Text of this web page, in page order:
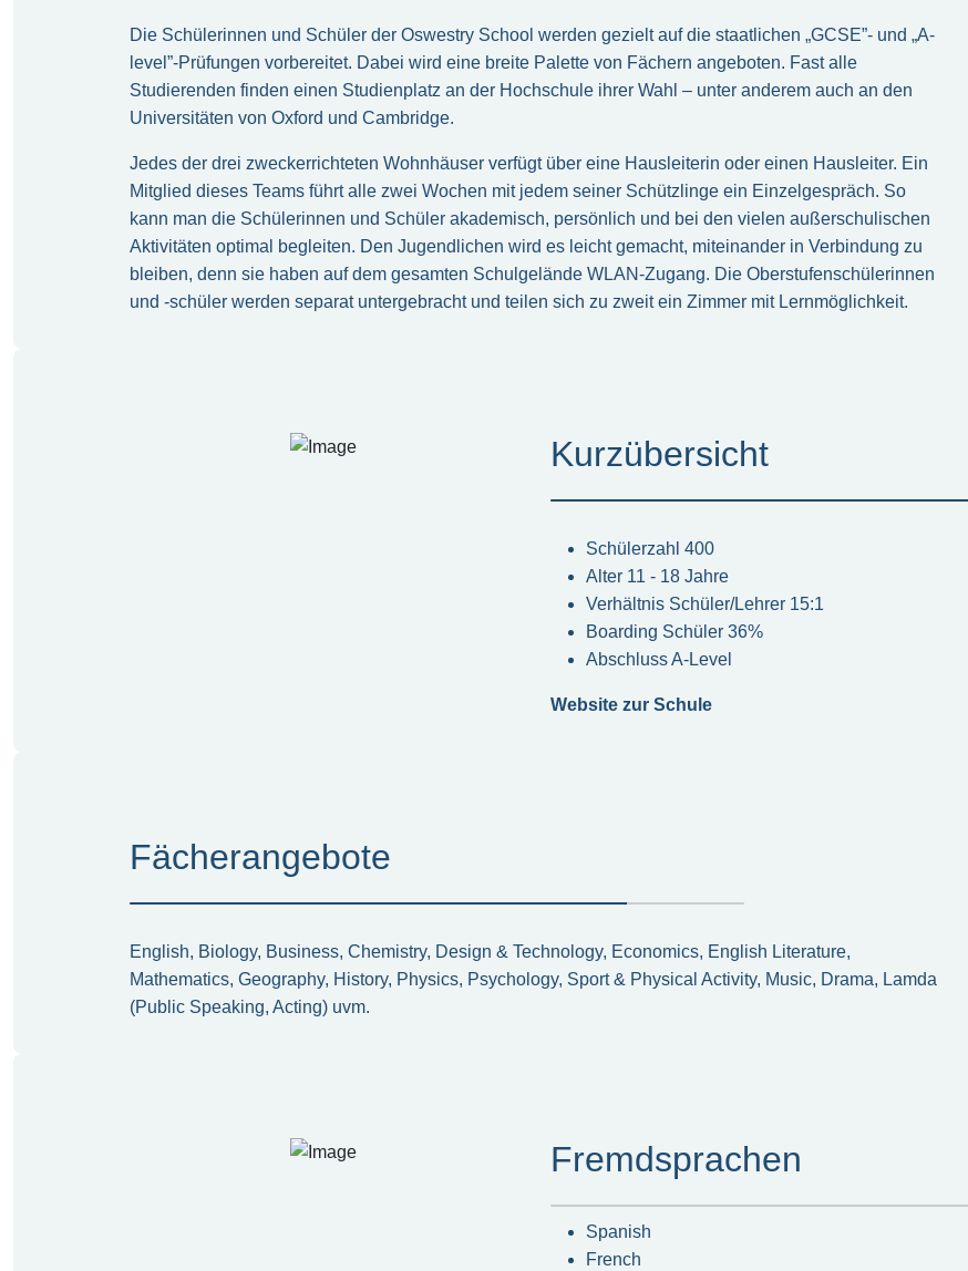
Die Schülerinnen und Schüler der Oswestry School werden gezielt auf die staatlichen „GCSE”- und „A-
level”-Prüfungen vorbereitet. Dabei wird eine breite Palette von Fächern angeboten. Fast alle
Studierenden finden einen Studienplatz an der Hochschule ihrer Wahl – unter anderem auch an den
Universitäten von Oxford und Cambridge.
Jedes der drei zweckerrichteten Wohnhäuser verfügt über eine Hausleiterin oder einen Hausleiter. Ein
Mitglied dieses Teams führt alle zwei Wochen mit jedem seiner Schützlinge ein Einzelgespräch. So
kann man die Schülerinnen und Schüler akademisch, persönlich und bei den vielen außerschulischen
Aktivitäten optimal begleiten. Den Jugendlichen wird es leicht gemacht, miteinander in Verbindung zu
bleiben, denn sie haben auf dem gesamten Schulgelände WLAN-Zugang. Die Oberstufenschülerinnen
und -schüler werden separat untergebracht und teilen sich zu zweit ein Zimmer mit Lernmöglichkeit.
Kurzübersicht
Schülerzahl 400
Alter 11 - 18 Jahre
Verhältnis Schüler/Lehrer 15:1
Boarding Schüler 36%
Abschluss A-Level
Website zur Schule
Fächerangebote
English, Biology, Business, Chemistry, Design & Technology, Economics, English Literature,
Mathematics, Geography, History, Physics, Psychology, Sport & Physical Activity, Music, Drama, Lamda
(Public Speaking, Acting) uvm.
Fremdsprachen
Spanish
French